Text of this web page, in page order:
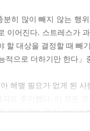
분히 많이 빼지 않는 행
이어진다. 스트레스가
할 대상을 결정할 때 빼
적으로 더하기만 한다」
헤맬 필요가 없게 된
있지 않은 것’이 아니